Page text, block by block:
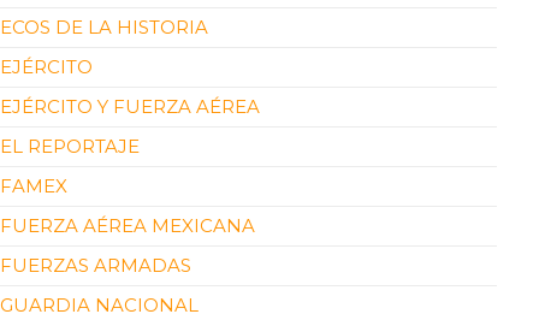
ECOS DE LA HISTORIA
EJÉRCITO
EJÉRCITO Y FUERZA AÉREA
EL REPORTAJE
FAMEX
FUERZA AÉREA MEXICANA
FUERZAS ARMADAS
GUARDIA NACIONAL